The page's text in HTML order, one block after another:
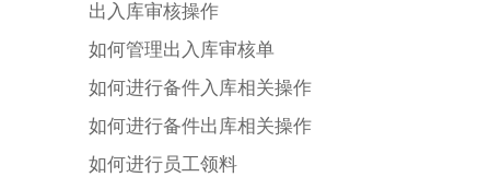
出入库审核操作
如何管理出入库审核单
如何进行备件入库相关操作
如何进行备件出库相关操作
如何进行员工领料